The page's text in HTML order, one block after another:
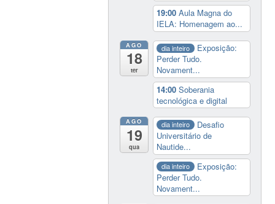
19:00Aula Magna do
IELA: Homenagem ao...
AGO
18
ter
dia inteiro
Exposição:
Perder Tudo.
Novament...
14:00Soberania
tecnológica e digital
AGO
19
qua
dia inteiro
Desafio
Universitário de
Nautide...
dia inteiro
Exposição:
Perder Tudo.
Novament...